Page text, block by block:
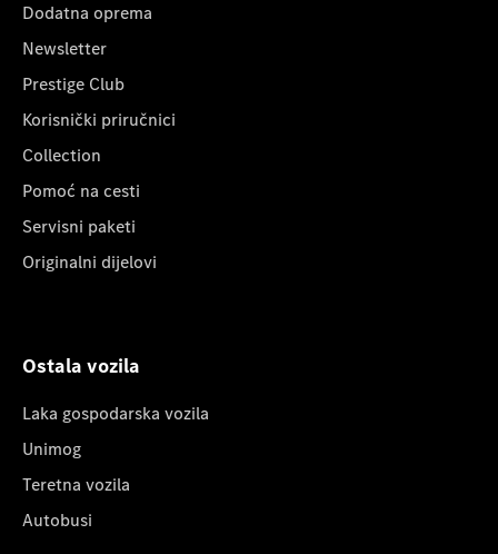
Dodatna oprema
Newsletter
Prestige Club
Korisnički priručnici
Collection
Pomoć na cesti
Servisni paketi
Originalni dijelovi
Ostala vozila
Laka gospodarska vozila
Unimog
Teretna vozila
Autobusi